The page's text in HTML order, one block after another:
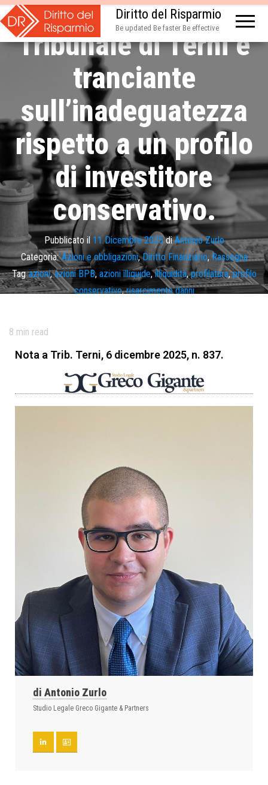
Diritto del Risparmio
Be updated Be faster Be effective
Azioni BPB: il
Tribunale di Terni è
tranciante
sull’inadeguatezza
rispetto a un profilo
di investitore
conservativo.
Pubblicato il 11 Dicembre 2025diAntonio Zurlo
Categoria: Azioni e obbligazioni,Diritto Finanziario, Rassegna
Tag azioni,azioni BPB, azioni illiquide,illiquidità,profilatura,profilo
conservativo,risarcimento danni
8 min read
Nota a Trib. Terni, 6 dicembre 2025, n. 837.
di Antonio Zurlo
Studio Legale Greco Gigante & Partners